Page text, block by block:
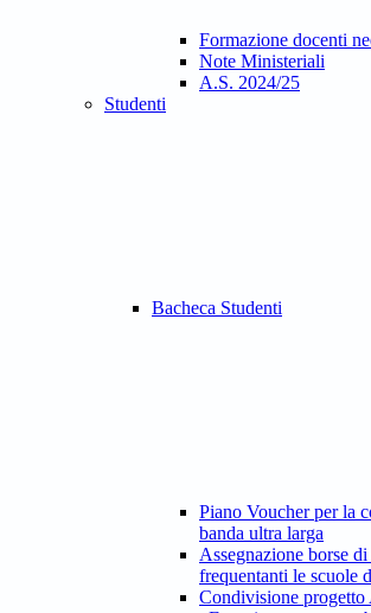
Formazione docenti
Note Ministeriali
A.S. 2024/25
Studenti
Bacheca Studenti
Piano Voucher per la
banda ultra larga
Assegnazione borse
frequentanti le scuole
Condivisione progetto